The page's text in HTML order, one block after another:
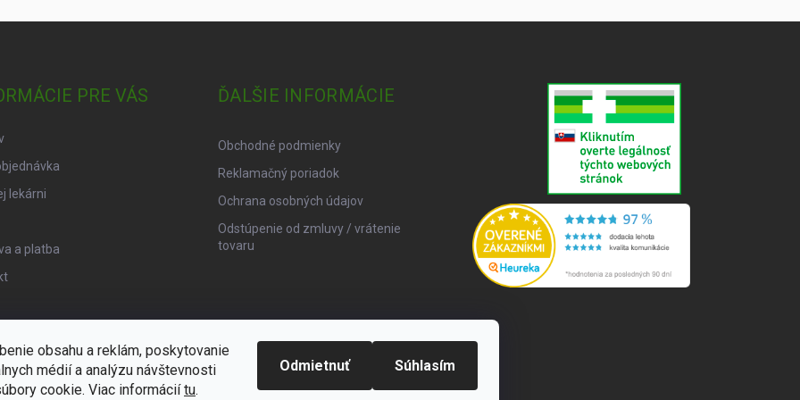
obsahu a reklám, poskytovanie
médií a analýzu návštevnosti
cookie. Viac informáciítu.
Odmietnuť Súhlasím
PRE VÁS
lekárni
a platba
ĎALŠIE INFORMÁCIE
Obchodné podmienky
Reklamačný poriadok
Ochrana osobných údajov
Odstúpenie od zmluvy / vrátenie
tovaru